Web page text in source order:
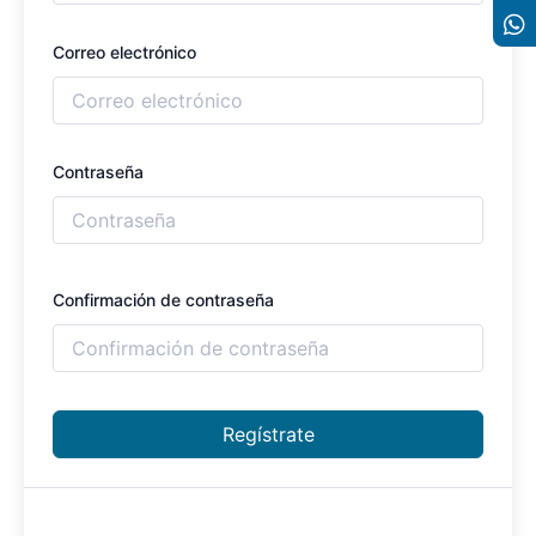
Correo electrónico
Contraseña
Confirmación de contraseña
Regístrate